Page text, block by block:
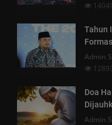
Tahun
Admin
Doa
Admin